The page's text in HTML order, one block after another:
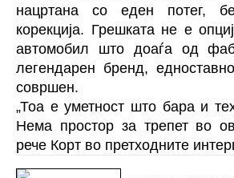
нацртана со еден потег,
корекција. Грешката не е
автомобил што доаѓа од
легендарен бренд,
совршен.
„Тоа е уметност што бара и
Нема простор за трепет во
рече Корт во претходните